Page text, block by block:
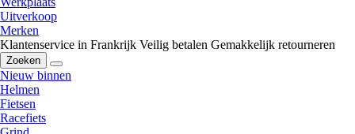
Uitverkoop
Merken
Klantenservice in Frankrijk Veilig betalen Gemakkelijk retourneren
Zoeken
Nieuw binnen
Helmen
Fietsen
Racefiets